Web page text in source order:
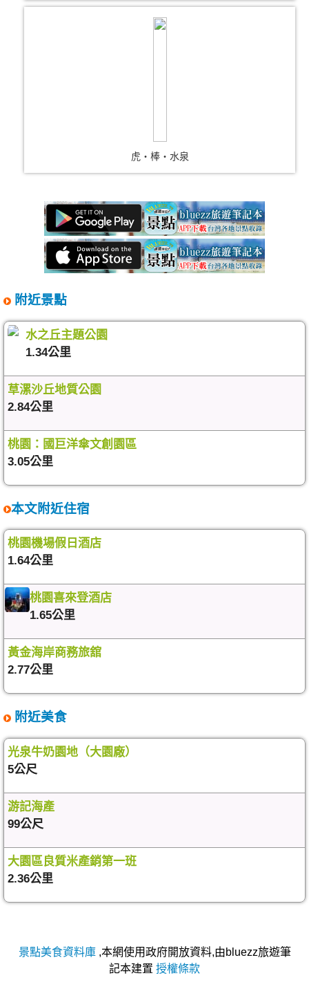
虎‧棒‧水泉
附近景點
水之丘主題公園
1.34公里
草漯沙丘地質公園
2.84公里
桃園：國巨洋傘文創園區
3.05公里
本文附近住宿
桃園機場假日酒店
1.64公里
桃園喜來登酒店
1.65公里
黃金海岸商務旅舘
2.77公里
附近美食
光泉牛奶園地（大園廠）
5公尺
游記海產
99公尺
大園區良質米產銷第一班
2.36公里
景點美食資料庫,本網使用政府開放資料,由bluezz旅遊筆
記本建置 授權條款